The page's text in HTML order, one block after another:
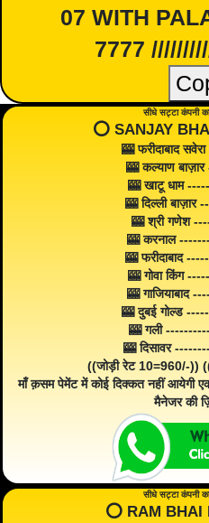
07 WITH
7777
सीधे सट्टा कंपनी
⭕️ SANJAY
🎰 फरीदाबाद
🎰 कल्याण
🎰 खाटू धाम
🎰 दिल्ली
🎰 श्री गणेश
🎰 करनाल
🎰 फरीदाबाद
🎰 गोवा किंग
🎰 गाजियाबाद
🎰 दुबई गोल्ड
🎰 गली
🎰 दिसावर
((जोड़ी रेट 10=960/-))
माँ क़सम पेमेंट में कोई दिक्कत नहीं आयेगी
मैनेजर की
सीधे सट्टा कंपनी
⭕️ RAM BHAI